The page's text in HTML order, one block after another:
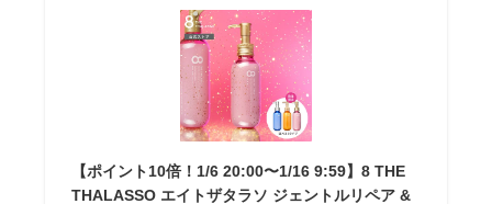
【ポイント10倍！1/6 20:00〜1/16 9:59】8 THE
THALASSO エイトザタラソ ジェントルリペア &